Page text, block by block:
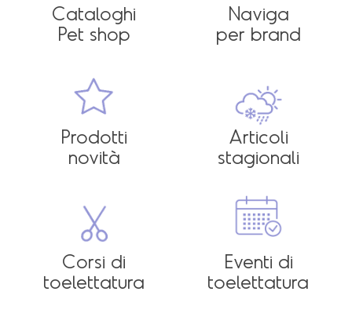
Cataloghi
Pet shop
Naviga
per brand
Prodotti
novità
Articoli
stagionali
Corsi di
toelettatura
Eventi di
toelettatura